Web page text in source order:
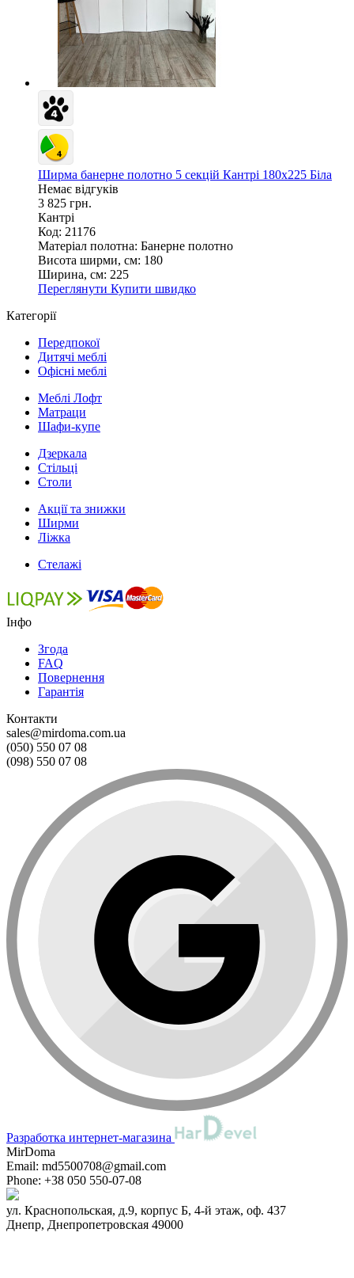
Ширма банерне полотно 5 секцій Кантрі 180х225 Біла
Немає відгуків
3 825 грн.
Кантрі
Код: 21176
Матеріал полотна: Банерне полотно
Висота ширми, см: 180
Ширина, см: 225
Переглянути Купити швидко
Категорії
Передпокої
Дитячі меблі
Офісні меблі
Меблі Лофт
Матраци
Шафи-купе
Дзеркала
Стільці
Столи
Акції та знижки
Ширми
Ліжка
Стелажі
Інфо
Згода
FAQ
Повернення
Гарантія
Контакти
sales@mirdoma.com.ua
(050) 550 07 08
(098) 550 07 08
Разработка интернет-магазина
MirDoma
Email: md5500708@gmail.com
Phone: +38 050 550-07-08
ул. Краснопольская, д.9, корпус Б, 4-й этаж, оф. 437
Днепр, Днепропетровская 49000